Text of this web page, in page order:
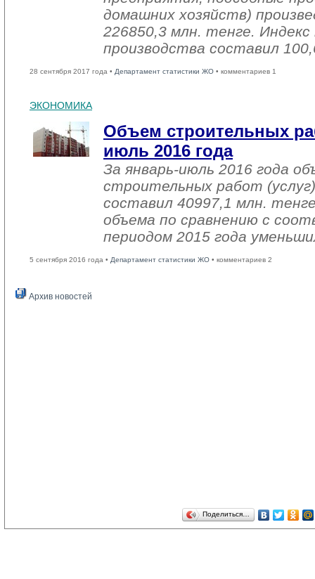
домашних хозяйств)
226850,3 млн. тенге.
производства составил
28 сентября 2017 года • Департамент статистики ЖО • комментариев 1
ЭКОНОМИКА
Объем строительных
июль 2016 года
За январь-июль 2016 года
строительных работ
составил 40997,1 млн.
объема по сравнению с
периодом 2015 года
5 сентября 2016 года • Департамент статистики ЖО • комментариев 2
Архив новостей
Поделиться…